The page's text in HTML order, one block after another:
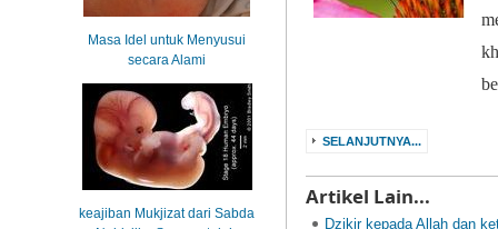
SELANJUTNYA...
Artikel Lain...
Dzikir kepada Allah dan
Masa Idel untuk Menyusui
secara Alami
keajiban Mukjizat dari Sabda